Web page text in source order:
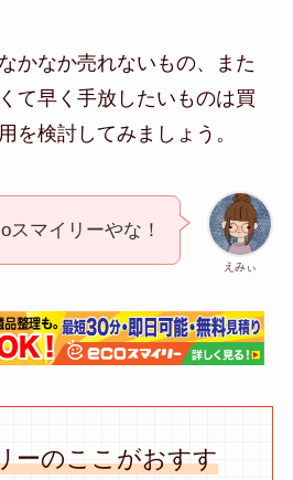
かなか売れないもの、また
て早く手放したいものは買
を検討してみましょう。
えみぃ
スマイリーやな！
ーのここがおすす